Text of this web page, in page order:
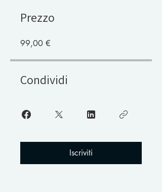
Prezzo
99,00 €
Condividi
Iscriviti